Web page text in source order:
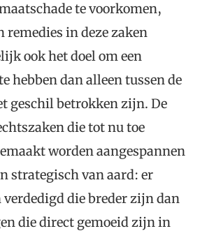
te voorkomen,
remedies in deze zaken
ook het doel om een
hebben dan alleen tussen de
geschil betrokken zijn. De
die tot nu toe
worden aangespannen
strategisch van aard: er
die breder zijn dan
die direct gemoeid zijn in